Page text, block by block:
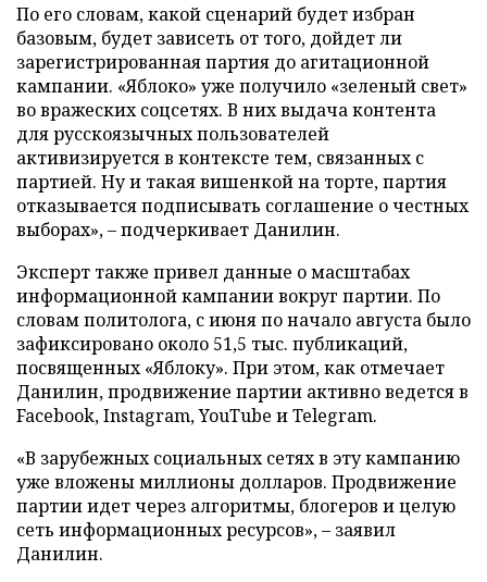
По его словам, какой сценарий будет избран
базовым, будет зависеть от того, дойдет ли
зарегистрированная партия до агитационной
кампании. «Яблоко» уже получило «зеленый свет»
во вражеских соцсетях. В них выдача контента
для русскоязычных пользователей
активизируется в контексте тем, связанных с
партией. Ну и такая вишенкой на торте, партия
отказывается подписывать соглашение о честных
выборах», – подчеркивает Данилин.
Эксперт также привел данные о масштабах
информационной кампании вокруг партии. По
словам политолога, с июня по начало августа было
зафиксировано около 51,5 тыс. публикаций,
посвященных «Яблоку». При этом, как отмечает
Данилин, продвижение партии активно ведется в
Facebook, Instagram, YouTube и Telegram.
«В зарубежных социальных сетях в эту кампанию
уже вложены миллионы долларов. Продвижение
партии идет через алгоритмы, блогеров и целую
сеть информационных ресурсов», – заявил
Данилин.